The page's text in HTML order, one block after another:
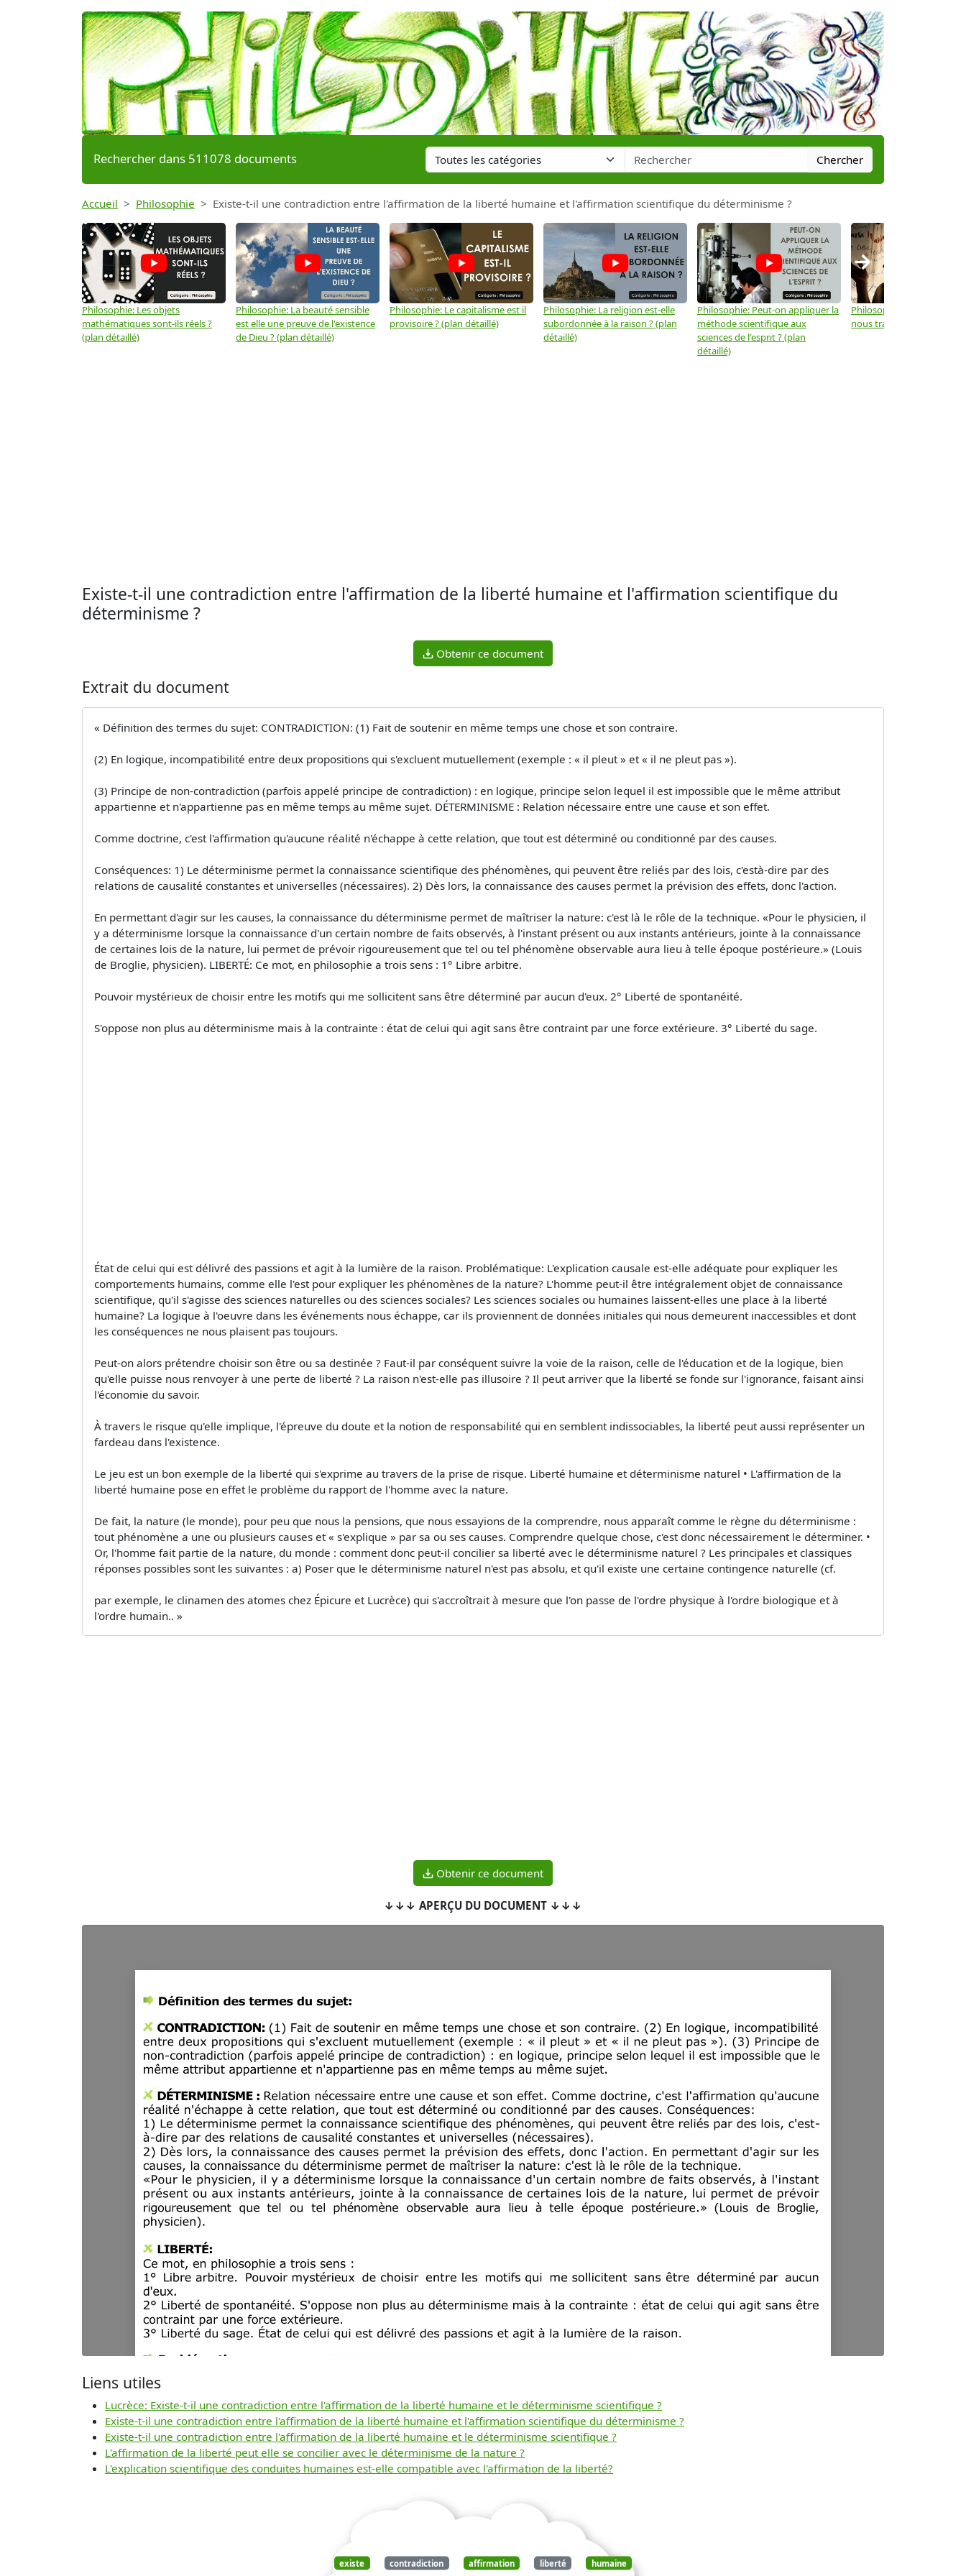
Rechercher dans 511078 documents Chercher
Accueil Philosophie Existe-t-il une contradiction entre l'affirmation de la liberté humaine et l'affirmation scientifique du déterminisme ?
Philosophie: Les objets
mathématiques sont-ils réels ?
(plan détaillé)
Philosophie: La beauté sensible
est elle une preuve de l'existence
de Dieu ? (plan détaillé)
Philosophie: Le capitalisme est il
provisoire ? (plan détaillé)
Philosophie: La religion est-elle
subordonnée à la raison ? (plan
détaillé)
Philosophie: Peut-on appliquer la
méthode scientifique aux
sciences de l'esprit ? (plan
détaillé)
Philosophie: Le langage
nous trahir ? (plan détaillé)
→
Existe-t-il une contradiction entre l'affirmation de la liberté humaine et l'affirmation scientifique du
déterminisme ?
Obtenir ce document
Extrait du document
« Définition des termes du sujet: CONTRADICTION: (1) Fait de soutenir en même temps une chose et son contraire.
(2) En logique, incompatibilité entre deux propositions qui s'excluent mutuellement (exemple : « il pleut » et « il ne pleut pas »).
(3) Principe de non-contradiction (parfois appelé principe de contradiction) : en logique, principe selon lequel il est impossible que le même attribut
appartienne et n'appartienne pas en même temps au même sujet. DÉTERMINISME : Relation nécessaire entre une cause et son effet.
Comme doctrine, c'est l'affirmation qu'aucune réalité n'échappe à cette relation, que tout est déterminé ou conditionné par des causes.
Conséquences: 1) Le déterminisme permet la connaissance scientifique des phénomènes, qui peuvent être reliés par des lois, c'està-dire par des
relations de causalité constantes et universelles (nécessaires). 2) Dès lors, la connaissance des causes permet la prévision des effets, donc l'action.
En permettant d'agir sur les causes, la connaissance du déterminisme permet de maîtriser la nature: c'est là le rôle de la technique. «Pour le physicien, il
y a déterminisme lorsque la connaissance d'un certain nombre de faits observés, à l'instant présent ou aux instants antérieurs, jointe à la connaissance
de certaines lois de la nature, lui permet de prévoir rigoureusement que tel ou tel phénomène observable aura lieu à telle époque postérieure.» (Louis
de Broglie, physicien). LIBERTÉ: Ce mot, en philosophie a trois sens : 1° Libre arbitre.
Pouvoir mystérieux de choisir entre les motifs qui me sollicitent sans être déterminé par aucun d'eux. 2° Liberté de spontanéité.
S'oppose non plus au déterminisme mais à la contrainte : état de celui qui agit sans être contraint par une force extérieure. 3° Liberté du sage.
État de celui qui est délivré des passions et agit à la lumière de la raison. Problématique: L'explication causale est-elle adéquate pour expliquer les
comportements humains, comme elle l'est pour expliquer les phénomènes de la nature? L'homme peut-il être intégralement objet de connaissance
scientifique, qu'il s'agisse des sciences naturelles ou des sciences sociales? Les sciences sociales ou humaines laissent-elles une place à la liberté
humaine? La logique à l'oeuvre dans les événements nous échappe, car ils proviennent de données initiales qui nous demeurent inaccessibles et dont
les conséquences ne nous plaisent pas toujours.
Peut-on alors prétendre choisir son être ou sa destinée ? Faut-il par conséquent suivre la voie de la raison, celle de l'éducation et de la logique, bien
qu'elle puisse nous renvoyer à une perte de liberté ? La raison n'est-elle pas illusoire ? Il peut arriver que la liberté se fonde sur l'ignorance, faisant ainsi
l'économie du savoir.
À travers le risque qu'elle implique, l'épreuve du doute et la notion de responsabilité qui en semblent indissociables, la liberté peut aussi représenter un
fardeau dans l'existence.
Le jeu est un bon exemple de la liberté qui s'exprime au travers de la prise de risque. Liberté humaine et déterminisme naturel • L'affirmation de la
liberté humaine pose en effet le problème du rapport de l'homme avec la nature.
De fait, la nature (le monde), pour peu que nous la pensions, que nous essayions de la comprendre, nous apparaît comme le règne du déterminisme :
tout phénomène a une ou plusieurs causes et « s'explique » par sa ou ses causes. Comprendre quelque chose, c'est donc nécessairement le déterminer. •
Or, l'homme fait partie de la nature, du monde : comment donc peut-il concilier sa liberté avec le déterminisme naturel ? Les principales et classiques
réponses possibles sont les suivantes : a) Poser que le déterminisme naturel n'est pas absolu, et qu'il existe une certaine contingence naturelle (cf.
par exemple, le clinamen des atomes chez Épicure et Lucrèce) qui s'accroîtrait à mesure que l'on passe de l'ordre physique à l'ordre biologique et à
l'ordre humain.. »
Obtenir ce document
↓↓↓ APERÇU DU DOCUMENT ↓↓↓
Télécharger
gratuitement ce
document
Liens utiles
Lucrèce: Existe-t-il une contradiction entre l'affirmation de la liberté humaine et le déterminisme scientifique ?
Existe-t-il une contradiction entre l'affirmation de la liberté humaine et l'affirmation scientifique du déterminisme ?
Existe-t-il une contradiction entre l'affirmation de la liberté humaine et le déterminisme scientifique ?
L'affirmation de la liberté peut elle se concilier avec le déterminisme de la nature ?
L'explication scientifique des conduites humaines est-elle compatible avec l'affirmation de la liberté?
existe contradiction affirmation liberté humaine